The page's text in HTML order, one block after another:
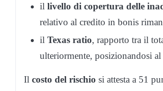
il livello di copertura delle
relativo al credito in bonis
il Texas ratio, rapporto tra il
ulteriormente, posizionandosi
Il costo del rischio si attesta a 51